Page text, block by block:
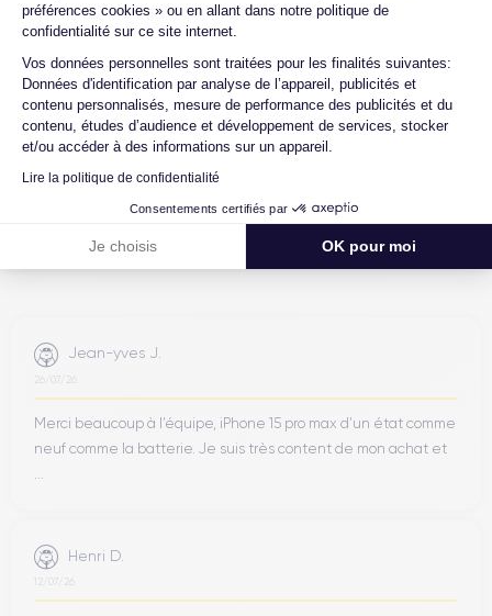
préférences cookies » ou en allant dans notre politique de
confidentialité sur ce site internet.
Vos données personnelles sont traitées pour les finalités suivantes:
Données d'identification par analyse de l’appareil, publicités et
contenu personnalisés, mesure de performance des publicités et du
contenu, études d’audience et développement de services, stocker
et/ou accéder à des informations sur un appareil.
Lire la politique de confidentialité
Consentements certifiés par
Je choisis OK pour moi
Axeptio consent
Certideal est en tête des sites de
reconditionnement.
4.6/5
Excellent
Jean-yves J.
26/07/26
Merci beaucoup à l’équipe, iPhone 15 pro max d’un état comme
neuf comme la batterie. Je suis très content de mon achat et
Henri D.
12/07/26